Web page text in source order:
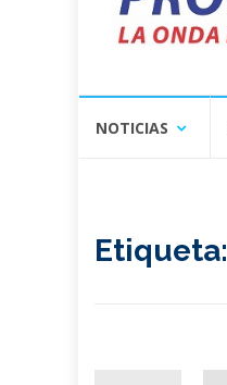
NOTICIAS
Etiqueta: